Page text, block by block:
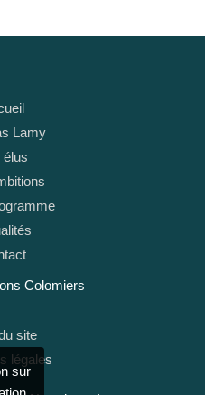
Lamy
élus
Colomiers
site
légales
sur